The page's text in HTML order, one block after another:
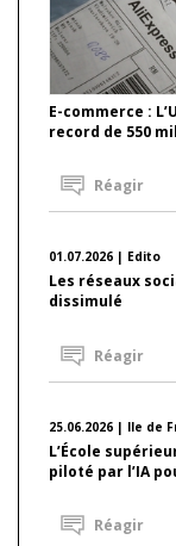
E-commerce :
record de 550
Réagir
01.07.2026 | Edito
Les réseaux
dissimulé
Réagir
25.06.2026 | Ile de
L’École
piloté par l’IA
Réagir